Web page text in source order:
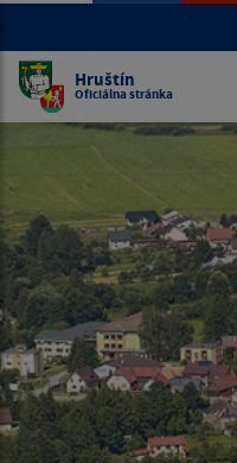
Hruštín
Oficiálna stránka